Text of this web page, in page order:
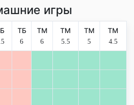
игры
ТБ
6
ТМ
6
ТМ
5.5
ТМ
5
ТМ
4.5